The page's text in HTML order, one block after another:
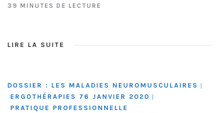
39 MINUTES DE LECTURE
LIRE LA SUITE
DOSSIER : LES MALADIES NEUROMUSCULAIRES
ERGOTHÉRAPIES 76 JANVIER 2020
PRATIQUE PROFESSIONNELLE